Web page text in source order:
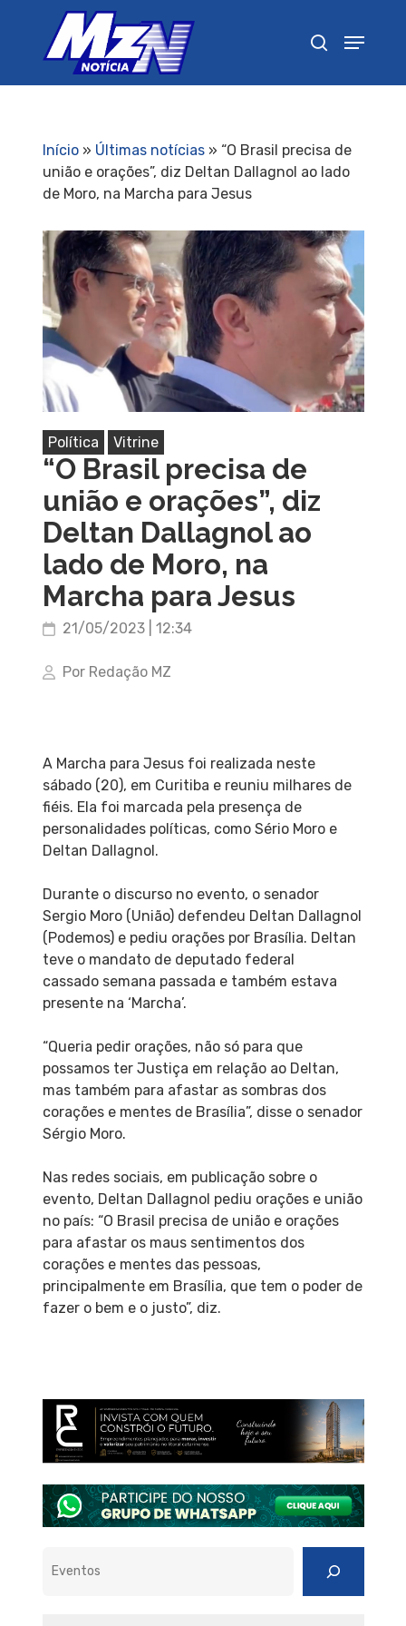
Início» Últimas notícias» “O Brasil precisa de
união e orações”, diz Deltan Dallagnol ao lado
de Moro, na Marcha para Jesus
Política Vitrine
“O Brasil precisa de
união e orações”, diz
Deltan Dallagnol ao
lado de Moro, na
Marcha para Jesus
21/05/2023 | 12:34
Por Redação MZ
A Marcha para Jesus foi realizada neste
sábado (20), em Curitiba e reuniu milhares de
fiéis. Ela foi marcada pela presença de
personalidades políticas, como Sério Moro e
Deltan Dallagnol.
Durante o discurso no evento, o senador
Sergio Moro (União) defendeu Deltan Dallagnol
(Podemos) e pediu orações por Brasília. Deltan
teve o mandato de deputado federal
cassado semana passada e também estava
presente na ‘Marcha’.
“Queria pedir orações, não só para que
possamos ter Justiça em relação ao Deltan,
mas também para afastar as sombras dos
corações e mentes de Brasília”, disse o senador
Sérgio Moro.
Nas redes sociais, em publicação sobre o
evento, Deltan Dallagnol pediu orações e união
no país: “O Brasil precisa de união e orações
para afastar os maus sentimentos dos
corações e mentes das pessoas,
principalmente em Brasília, que tem o poder de
fazer o bem e o justo”, diz.